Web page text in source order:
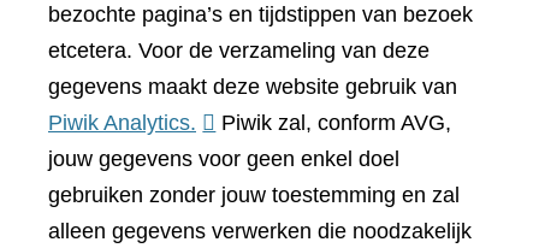
bezochte pagina’s en tijdstippen van bezoek
etcetera. Voor de verzameling van deze
gegevens maakt deze website gebruik van
Piwik Analytics. (verwijst
naar
een
andere
Piwik zal, conform AVG,
jouw gegevens voor geen enkel doel
gebruiken zonder jouw toestemming en zal
alleen gegevens verwerken die noodzakelijk